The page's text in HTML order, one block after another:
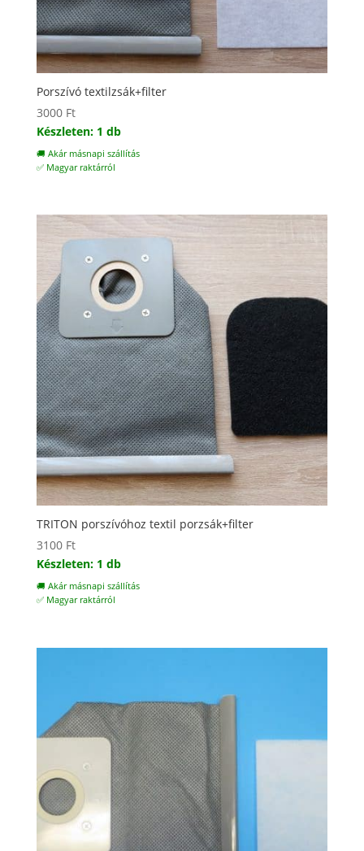
Porszívó textilzsák+filter
3000 Ft
Készleten: 1 db
🚚 Akár másnapi szállítás
✅ Magyar raktárról
TRITON porszívóhoz textil porzsák+filter
3100 Ft
Készleten: 1 db
🚚 Akár másnapi szállítás
✅ Magyar raktárról